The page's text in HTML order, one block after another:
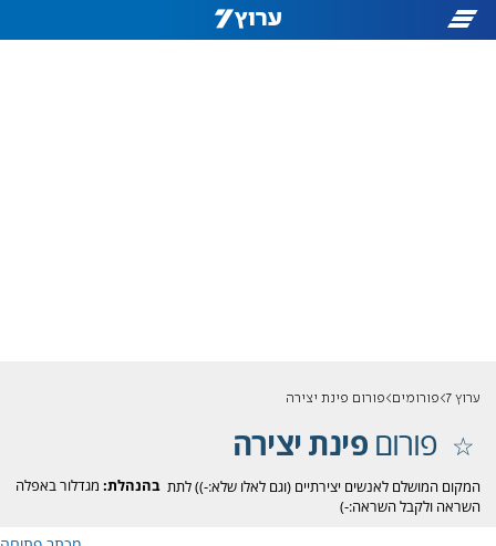
ערוץ 7 פורומים פורום פינת יצירה
פורוםפינת יצירה
בהנהלת: מגדלור באפלה
המקום המושלם לאנשים יצירתיים (וגם לאלו שלא:-)) לתת
השראה ולקבל השראה:-)